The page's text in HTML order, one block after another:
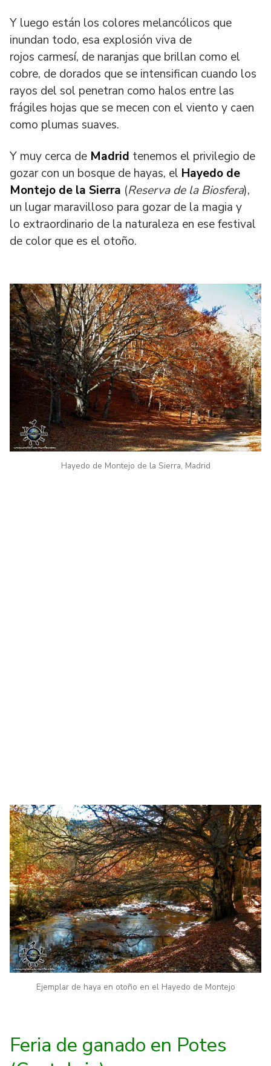
Y luego están los colores melancólicos que
inundan todo, esa explosión viva de
rojos carmesí, de naranjas que brillan como el
cobre, de dorados que se intensifican cuando los
rayos del sol penetran como halos entre las
frágiles hojas que se mecen con el viento y caen
como plumas suaves.
Y muy cerca de Madrid tenemos el privilegio de
gozar con un bosque de hayas, el Hayedo de
Montejo de la Sierra (Reserva de la Biosfera),
un lugar maravilloso para gozar de la magia y
lo extraordinario de la naturaleza en ese festival
de color que es el otoño.
Hayedo de Montejo de la Sierra, Madrid
Ejemplar de haya en otoño en el Hayedo de Montejo
Feria de ganado en Potes